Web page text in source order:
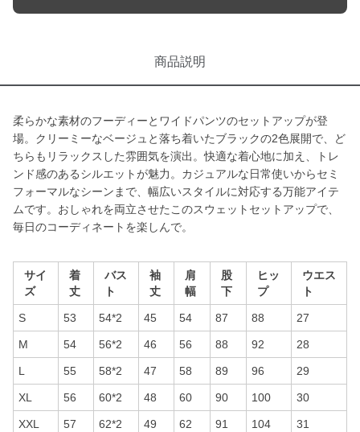
商品説明
柔らかな素材のフーディーとワイドパンツのセットアップが登
場。クリーミーなベージュと落ち着いたブラックの2色展開で、ど
ちらもリラックスした雰囲気を演出。快適な着心地に加え、トレ
ンド感のあるシルエットが魅力。カジュアルな日常使いからセミ
フォーマルなシーンまで、幅広いスタイルに対応する万能アイテ
ムです。おしゃれを両立させたこのスウェットセットアップで、
毎日のコーディネートを楽しんで。
サイ
ズ
着
丈
バス
ト
袖
丈
肩
幅
股
下
ヒッ
プ
ウエス
ト
S 53 54*2 45 54 87 88 27
M 54 56*2 46 56 88 92 28
L 55 58*2 47 58 89 96 29
XL 56 60*2 48 60 90 100 30
XXL 57 62*2 49 62 91 104 31